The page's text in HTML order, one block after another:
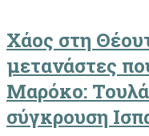
Χάος στη
μετανάστες
Μαρόκο:
σύγκρουση